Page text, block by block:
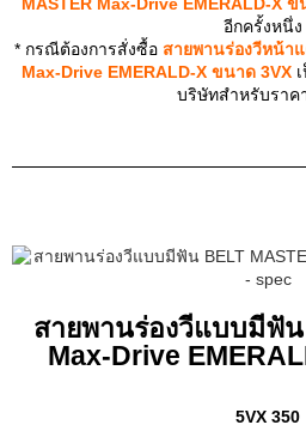
อีกครั้งหนึ่ง
* กรณีต้องการสั่งซื้อ สายพานร่องวีหน้า
Max-Drive EMERALD-X ขนาด 3VX
บริษัทสำหรับราค
สายพานร่องวีแบบมีฟัน
Max-Drive
5VX 350